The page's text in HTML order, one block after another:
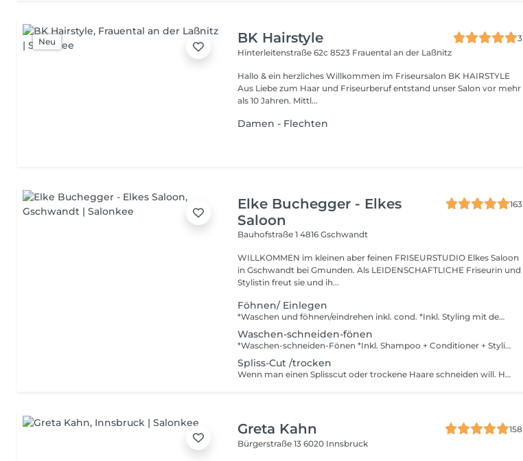
Neu BK Hairstyle
3
Hinterleitenstraße 62c8523 Frauental an der Laßnitz
Hallo & ein herzliches Willkommen im Friseursalon BK HAIRSTYLE
Aus Liebe zum Haar und Friseurberuf entstand unser Salon vor mehr
als 10 Jahren. Mittl...
Damen - Flechten
Elke Buchegger - Elkes
Saloon
163
Bauhofstraße 14816 Gschwandt
WILLKOMMEN im kleinen aber feinen FRISEURSTUDIO Elkes Saloon
in Gschwandt bei Gmunden. Als LEIDENSCHAFTLICHE Friseurin und
Stylistin freut sie und ih...
Föhnen/ Einlegen
*Waschen und föhnen/eindrehen inkl. cond. *Inkl. Styling mit dem Lockenstab oder Glätteneisen *Inkl Haftwickler + Wärme
Waschen-schneiden-fönen
*Waschen-schneiden-Fönen *Inkl. Shampoo + Conditioner + Stylingprodukte *Inkl. Lockenstab oder Glätteisen *Inkl. Haftwickler + Wärme
Spliss-Cut /trocken
Wenn man einen Splisscut oder trockene Haare schneiden will. Hier werden gespaltene/kaputte Spitzen gesäubert. Ideal wenn man die Haare wachsen lassen will
Greta Kahn
158
Bürgerstraße 136020 Innsbruck